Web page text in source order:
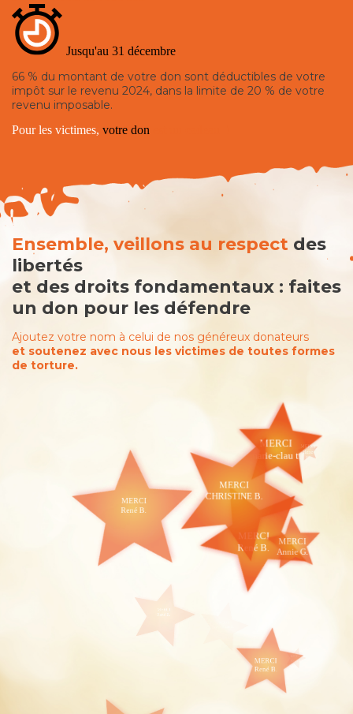
Jusqu'au 31 décembre
66 % du montant de votre don sont déductibles de votre
impôt sur le revenu 2024, dans la limite de 20 % de votre
revenu imposable.
Pour les victimes, votre don
Ensemble, veillons au respect des
libertés
et des droits fondamentaux : faites
un don pour les défendre
Ajoutez votre nom à celui de nos généreux donateurs
et soutenez avec nous les victimes de toutes formes
de torture.
MERCI
marie-clau t.
MERCI
René B.
MERCI
CHRISTINE B.
MERCI
Annie G.
MERCI
René B.
MERCI
René B.
MERCI
René
B.
MERCI
René B.
MERCI
René B.
MERCI
Evelyne M.